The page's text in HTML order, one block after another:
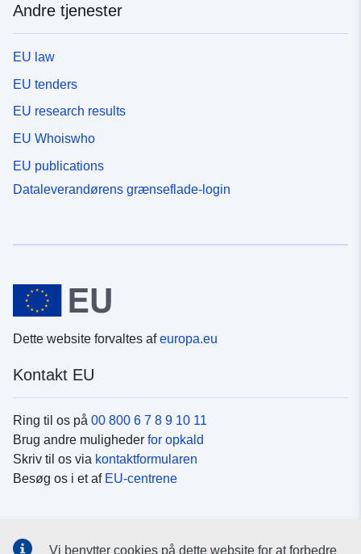
Andre tjenester
EU law
EU tenders
EU research results
EU Whoiswho
EU publications
Dataleverandørens grænseflade-login
Dette website forvaltes afeuropa.eu
Kontakt EU
Ring til os på 00 800 6 7 8 9 10 11
Brug andre muligheder for opkald
Skriv til os via kontaktformularen
Besøg os i et af EU-centrene
Vi benytter cookies på dette website for at forbedre